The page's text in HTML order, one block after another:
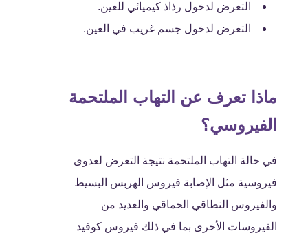
التعرض لدخول رذاذ كيميائي للعين.
التعرض لدخول جسم غريب في العين.
ماذا تعرف عن التهاب الملتحمة
الفيروسي؟
في حالة التهاب الملتحمة نتيجة التعرض لعدوى
فيروسية مثل الإصابة فيروس الهربس البسيط
والفيروس النطاقي الحماقي والعديد من
الفيروسات الأخرى بما في ذلك فيروس كوفيد